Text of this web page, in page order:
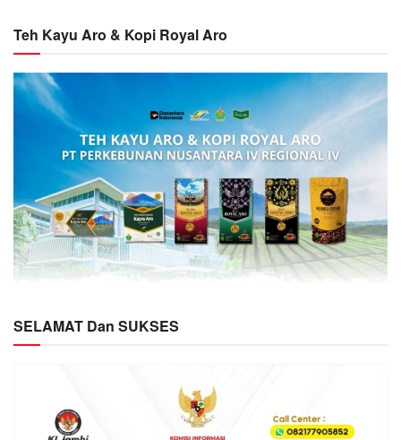
Teh Kayu Aro & Kopi Royal Aro
SELAMAT Dan SUKSES